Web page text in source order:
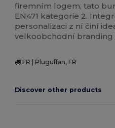
firemním logem, tato
EN471 kategorie 2.
personalizaci z ní činí
velkoobchodní branding
FR | Pluguffan, FR
Discover other products